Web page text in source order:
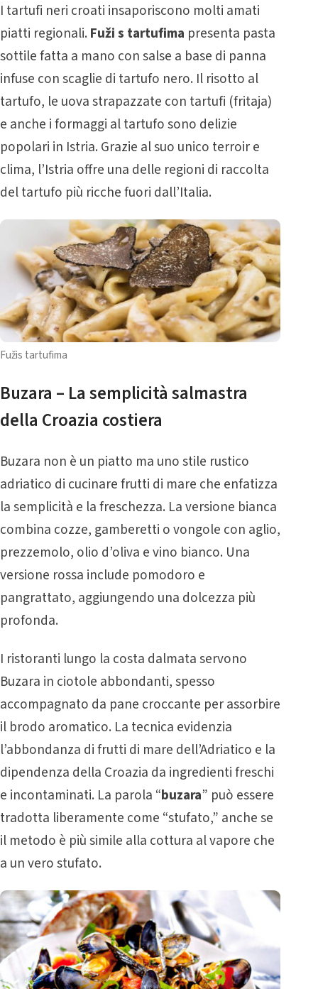
I tartufi neri croati insaporiscono molti amati
piatti regionali. Fuži s tartufima presenta pasta
sottile fatta a mano con salse a base di panna
infuse con scaglie di tartufo nero. Il risotto al
tartufo, le uova strapazzate con tartufi (fritaja)
e anche i formaggi al tartufo sono delizie
popolari in Istria. Grazie al suo unico terroir e
clima, l’Istria offre una delle regioni di raccolta
del tartufo più ricche fuori dall’Italia.
Fužis tartufima
Buzara – La semplicità salmastra
della Croazia costiera
Buzara non è un piatto ma uno stile rustico
adriatico di cucinare frutti di mare che enfatizza
la semplicità e la freschezza. La versione bianca
combina cozze, gamberetti o vongole con aglio,
prezzemolo, olio d’oliva e vino bianco. Una
versione rossa include pomodoro e
pangrattato, aggiungendo una dolcezza più
profonda.
I ristoranti lungo la costa dalmata servono
Buzara in ciotole abbondanti, spesso
accompagnato da pane croccante per assorbire
il brodo aromatico. La tecnica evidenzia
l’abbondanza di frutti di mare dell’Adriatico e la
dipendenza della Croazia da ingredienti freschi
e incontaminati. La parola “buzara” può essere
tradotta liberamente come “stufato,” anche se
il metodo è più simile alla cottura al vapore che
a un vero stufato.